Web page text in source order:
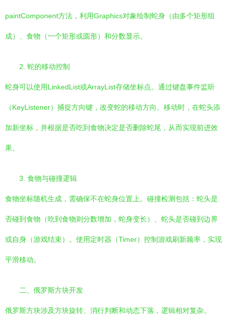
paintComponent方法，利用Graphics对象绘制蛇身（由多个矩形组
成）、食物（一个矩形或圆形）和分数显示。
2. 蛇的移动控制
蛇身可以使用LinkedList或ArrayList存储坐标点。通过键盘事件监听
（KeyListener）捕捉方向键，改变蛇的移动方向。移动时，在蛇头添
加新坐标，并根据是否吃到食物决定是否删除蛇尾，从而实现前进效
果。
3. 食物与碰撞逻辑
食物坐标随机生成，需确保不在蛇身位置上。碰撞检测包括：蛇头是
否碰到食物（吃到食物则分数增加，蛇身变长）、蛇头是否碰到边界
或自身（游戏结束）。使用定时器（Timer）控制游戏刷新频率，实现
平滑移动。
二、俄罗斯方块开发
俄罗斯方块涉及方块旋转、消行判断和动态下落，逻辑相对复杂。